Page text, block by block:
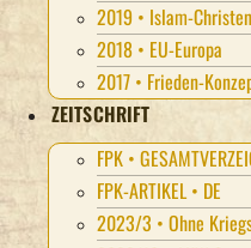
2019 • Islam-
2018 • EU-Europa
2017 • Frieden-
ZEITSCHRIFT
FPK •
FPK-ARTIKEL • DE
2023/3 • Ohne